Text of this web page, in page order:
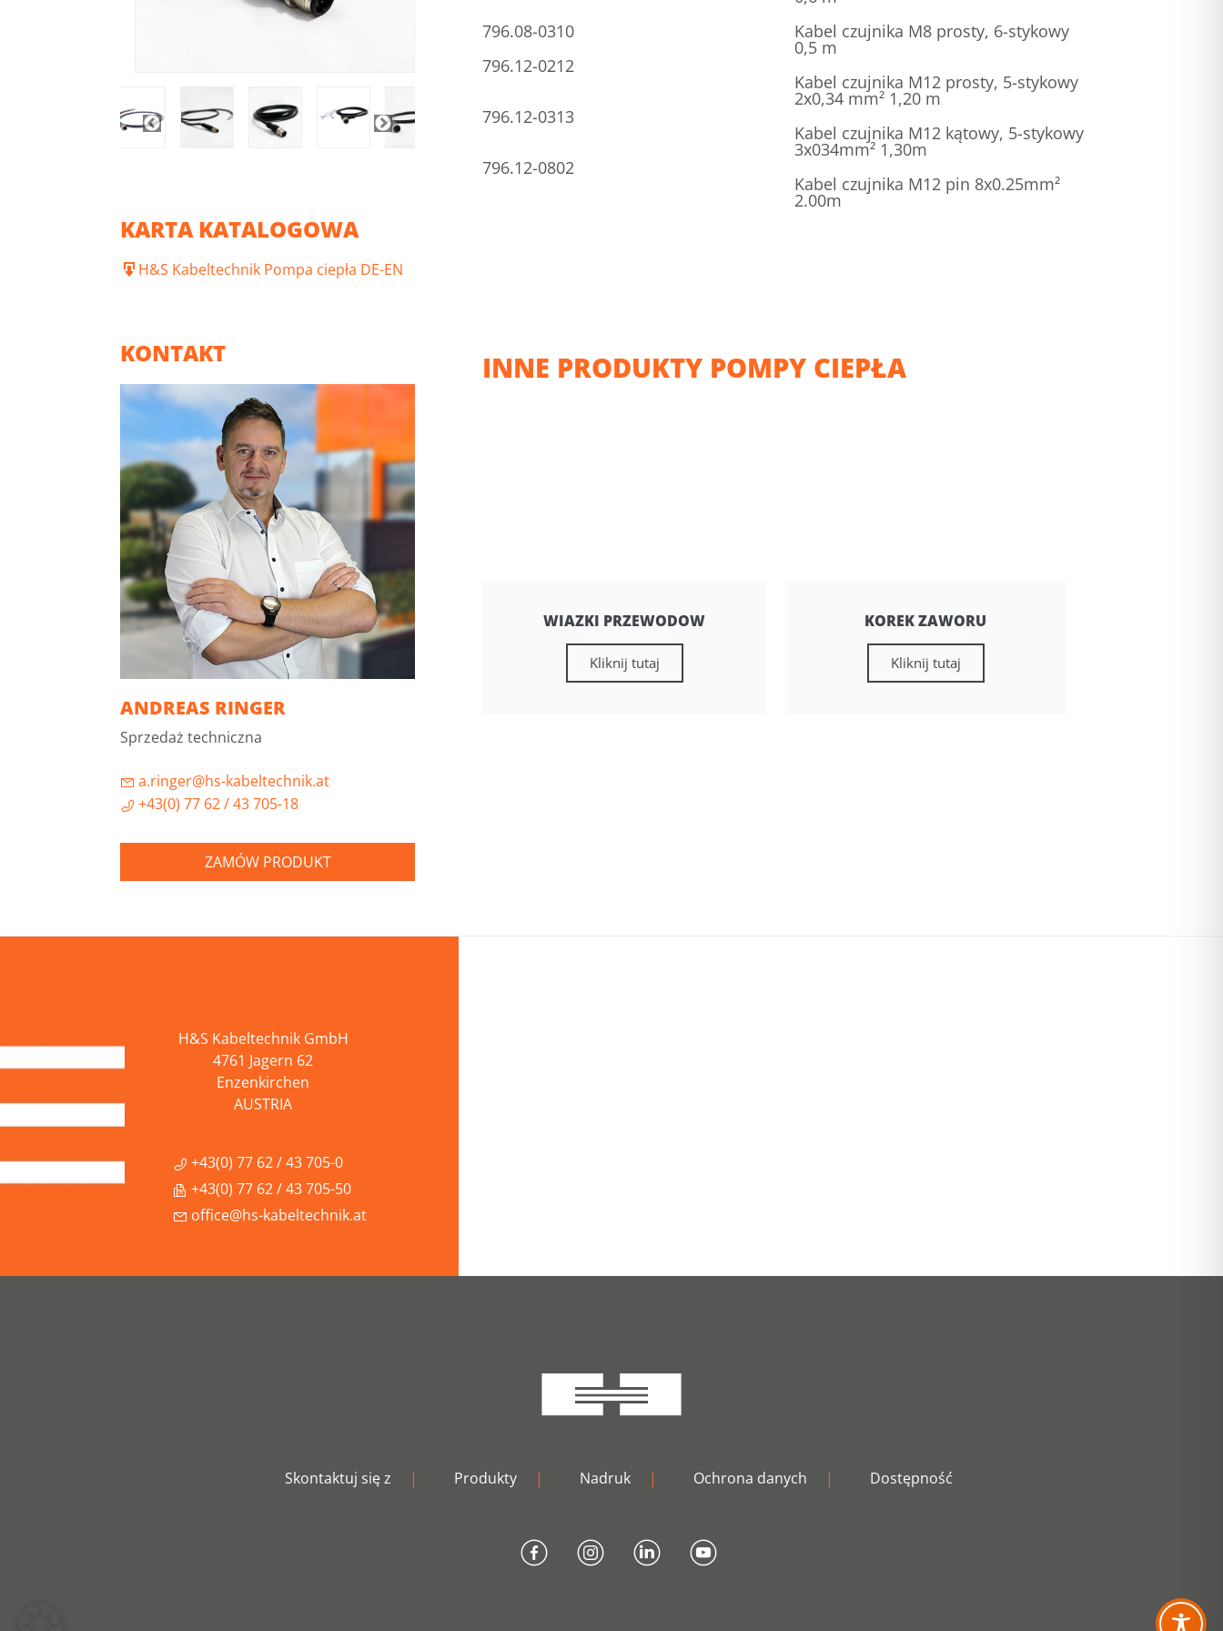
KARTA KATALOGOWA
H&S Kabeltechnik Pompa ciepła DE-EN
KONTAKT
ANDREAS RINGER
Sprzedaż techniczna
a.ringer@hs-kabeltechnik.at
+43(0) 77 62 / 43 705-18
ZAMÓW PRODUKT
796.08-0310
796.12-0212
796.12-0313
796.12-0802
Kabel czujnika M8 prosty, 6-stykowy
0,5 m
Kabel czujnika M12 prosty, 5-stykowy
2x0,34 mm² 1,20 m
Kabel czujnika M12 kątowy, 5-stykowy
3x034mm² 1,30m
Kabel czujnika M12 pin 8x0.25mm²
2.00m
INNE PRODUKTY POMPY CIEPŁA
WIAZKI PRZEWODOW
Kliknij tutaj
KOREK ZAWORU
Kliknij tutaj
H&S Kabeltechnik GmbH
4761 Jagern 62
Enzenkirchen
AUSTRIA
+43(0) 77 62 / 43 705-0
+43(0) 77 62 / 43 705-50
office@hs-kabeltechnik.at
Skontaktuj się z | Produkty | Nadruk | Ochrona danych | Dostępność